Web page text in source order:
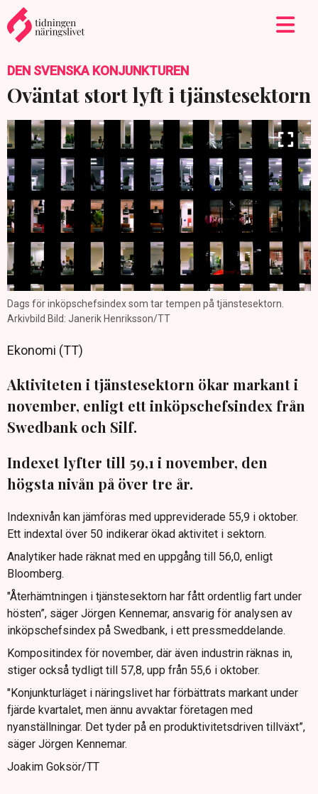
DEN SVENSKA KONJUNKTUREN
Oväntat stort lyft i tjänstesektorn
Dags för inköpschefsindex som tar tempen på tjänstesektorn.
Arkivbild Bild: Janerik Henriksson/TT
Ekonomi (TT)
Aktiviteten i tjänstesektorn ökar markant i
november, enligt ett inköpschefsindex från
Swedbank och Silf.
Indexet lyfter till 59,1 i november, den
högsta nivån på över tre år.
Indexnivån kan jämföras med uppreviderade 55,9 i oktober.
Ett indextal över 50 indikerar ökad aktivitet i sektorn.
Analytiker hade räknat med en uppgång till 56,0, enligt
Bloomberg.
"Återhämtningen i tjänstesektorn har fått ordentlig fart under
hösten”, säger Jörgen Kennemar, ansvarig för analysen av
inköpschefsindex på Swedbank, i ett pressmeddelande.
Kompositindex för november, där även industrin räknas in,
stiger också tydligt till 57,8, upp från 55,6 i oktober.
"Konjunkturläget i näringslivet har förbättrats markant under
fjärde kvartalet, men ännu avvaktar företagen med
nyanställningar. Det tyder på en produktivitetsdriven tillväxt”,
säger Jörgen Kennemar.
Joakim Goksör/TT